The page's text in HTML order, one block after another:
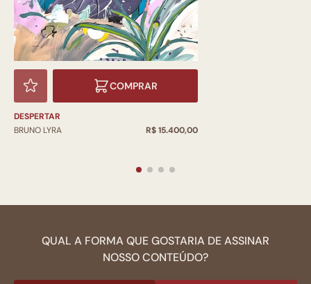
COMPRAR
DESPERTAR
BRUNO LYRA
R$ 15.400,00
QUAL A FORMA QUE GOSTARIA DE ASSINAR
NOSSO CONTEÚDO?